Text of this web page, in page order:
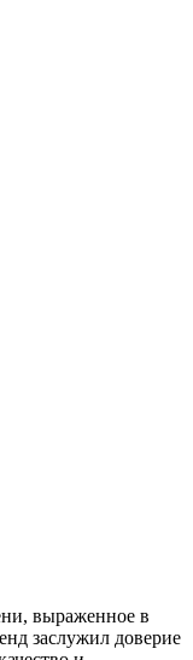
выраженное в
заслужил доверие